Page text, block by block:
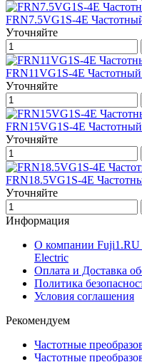
FRN7.5VG1S-4E
Уточняйте
FRN11VG1S-4E
Уточняйте
FRN15VG1S-4E
Уточняйте
FRN18.5VG1S-4E
Уточняйте
Информация
О компании Fuji1.RU
Electric
Оплата и Доставка
Политика
Условия соглашения
Рекомендуем
Частотные
Частотные